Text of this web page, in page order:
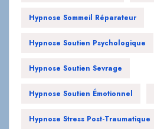
Hypnose Sommeil Réparateur
Hypnose Soutien Psychologique
Hypnose Soutien Sevrage
Hypnose Soutien Émotionnel
Hypnose Stress Post-Traumatique